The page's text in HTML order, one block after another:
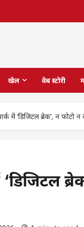
खेल वेब स्टोरी
में ‘डिजिटल ब्रेक’, न फोटो
‘डिजिटल